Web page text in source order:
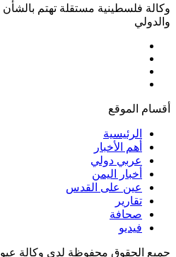
وكالة فلسطينية مستقلة تهتم بالشأن
والدولي
أقسام الموقع
الرئيسية
أهم الأخبار
عربي دولي
أخبار اليمن
عين على القدس
تقارير
صحافة
فيديو
جميع الحقوق محفوظة لدى وكالة عيون